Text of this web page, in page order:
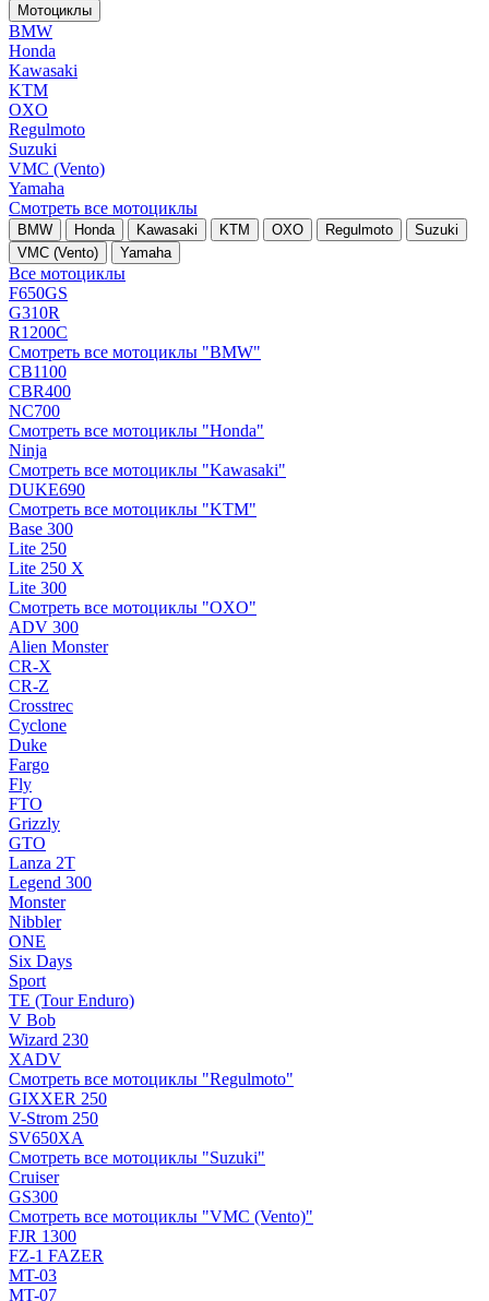
Мотоциклы
BMW
Honda
Kawasaki
KTM
OXO
Regulmoto
Suzuki
VMC (Vento)
Yamaha
Смотреть все мотоциклы
BMW Honda Kawasaki KTM OXO Regulmoto
Suzuki
VMC (Vento)
Yamaha
Все мотоциклы
F650GS
G310R
R1200C
Смотреть все мотоциклы "BMW"
CB1100
CBR400
NC700
Смотреть все мотоциклы "Honda"
Ninja
Смотреть все мотоциклы "Kawasaki"
DUKE690
Смотреть все мотоциклы "KTM"
Base 300
Lite 250
Lite 250 X
Lite 300
Смотреть все мотоциклы "OXO"
ADV 300
Alien Monster
CR-X
CR-Z
Crosstrec
Cyclone
Duke
Fargo
Fly
FTO
Grizzly
GTO
Lanza 2T
Legend 300
Monster
Nibbler
ONE
Six Days
Sport
TE (Tour Enduro)
V Bob
Wizard 230
XADV
Смотреть все мотоциклы "Regulmoto"
GIXXER 250
V-Strom 250
SV650XA
Смотреть все мотоциклы "Suzuki"
Cruiser
GS300
Смотреть все мотоциклы "VMC (Vento)"
FJR 1300
FZ-1 FAZER
MT-03
MT-07